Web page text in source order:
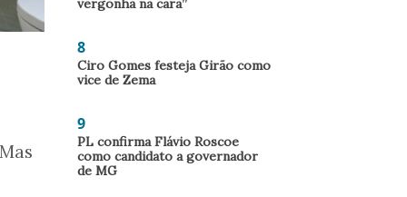
vergonha na cara”
8
Ciro Gomes festeja Girão como
vice de Zema
9
PL confirma Flávio Roscoe
como candidato a governador
de MG